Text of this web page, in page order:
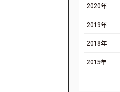
2020年
2019年
2018年
2015年